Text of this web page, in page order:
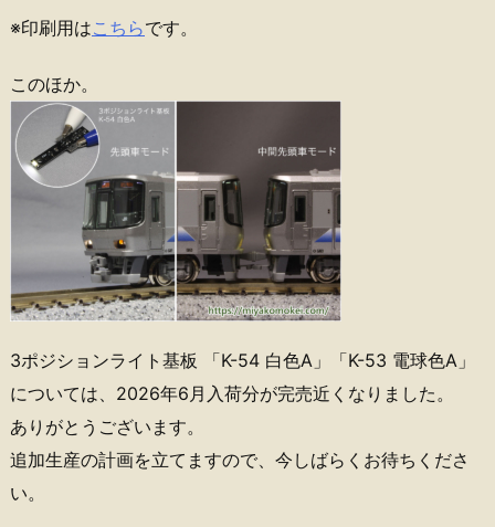
※印刷用はこちらです。
このほか。
3ポジションライト基板 「K-54 白色A」「K-53 電球色A」
については、2026年6月入荷分が完売近くなりました。
ありがとうございます。
追加生産の計画を立てますので、今しばらくお待ちくださ
い。